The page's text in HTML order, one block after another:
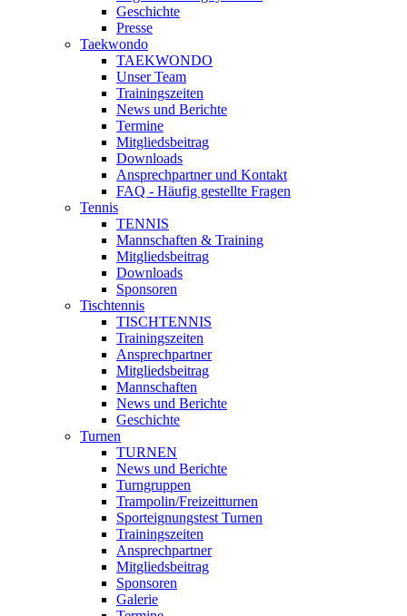
Geschichte
Presse
Taekwondo
TAEKWONDO
Unser Team
Trainingszeiten
News und Berichte
Termine
Mitgliedsbeitrag
Downloads
Ansprechpartner und Kontakt
FAQ - Häufig gestellte Fragen
Tennis
TENNIS
Mannschaften & Training
Mitgliedsbeitrag
Downloads
Sponsoren
Tischtennis
TISCHTENNIS
Trainingszeiten
Ansprechpartner
Mitgliedsbeitrag
Mannschaften
News und Berichte
Geschichte
Turnen
TURNEN
News und Berichte
Turngruppen
Trampolin/Freizeitturnen
Sporteignungstest Turnen
Trainingszeiten
Ansprechpartner
Mitgliedsbeitrag
Sponsoren
Galerie